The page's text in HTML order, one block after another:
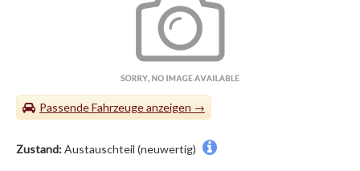
Passende Fahrzeuge
Zustand:Austauschteil (neuwertig)